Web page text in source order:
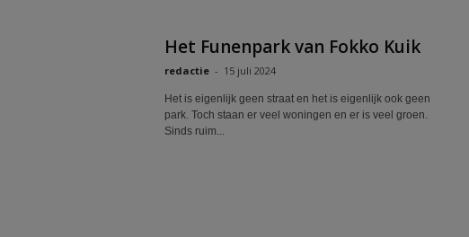
Het Funenpark van Fokko Kuik
redactie - 15 juli 2024
Het is eigenlijk geen straat en het is eigenlijk ook geen
park. Toch staan er veel woningen en er is veel groen.
Sinds ruim...